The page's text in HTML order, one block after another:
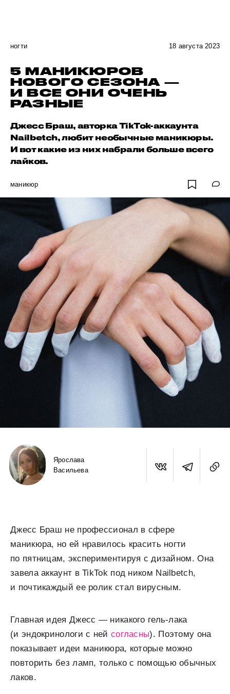
ногти 18 августа 2023
5 МАНИКЮРОВ
НОВОГО СЕЗОНА —
И ВСЕ ОНИ ОЧЕНЬ
РАЗНЫЕ
Джесс Браш, авторка TikTok-аккаунта
Nailbetch, любит необычные маникюры.
И вот какие из них набрали больше всего
лайков.
маникюр
Ярослава
Васильева
Джесс Браш не профессионал в сфере
маникюра, но ей нравилось красить ногти
по пятницам, экспериментируя с дизайном. Она
завела аккаунт в TikTok под ником Nailbetch,
и почтикаждый ее ролик стал вирусным.
Главная идея Джесс — никакого гель-лака
(и эндокринологи с ней согласны). Поэтому она
показывает идеи маникюра, которые можно
повторить без ламп, только с помощью обычных
лаков.